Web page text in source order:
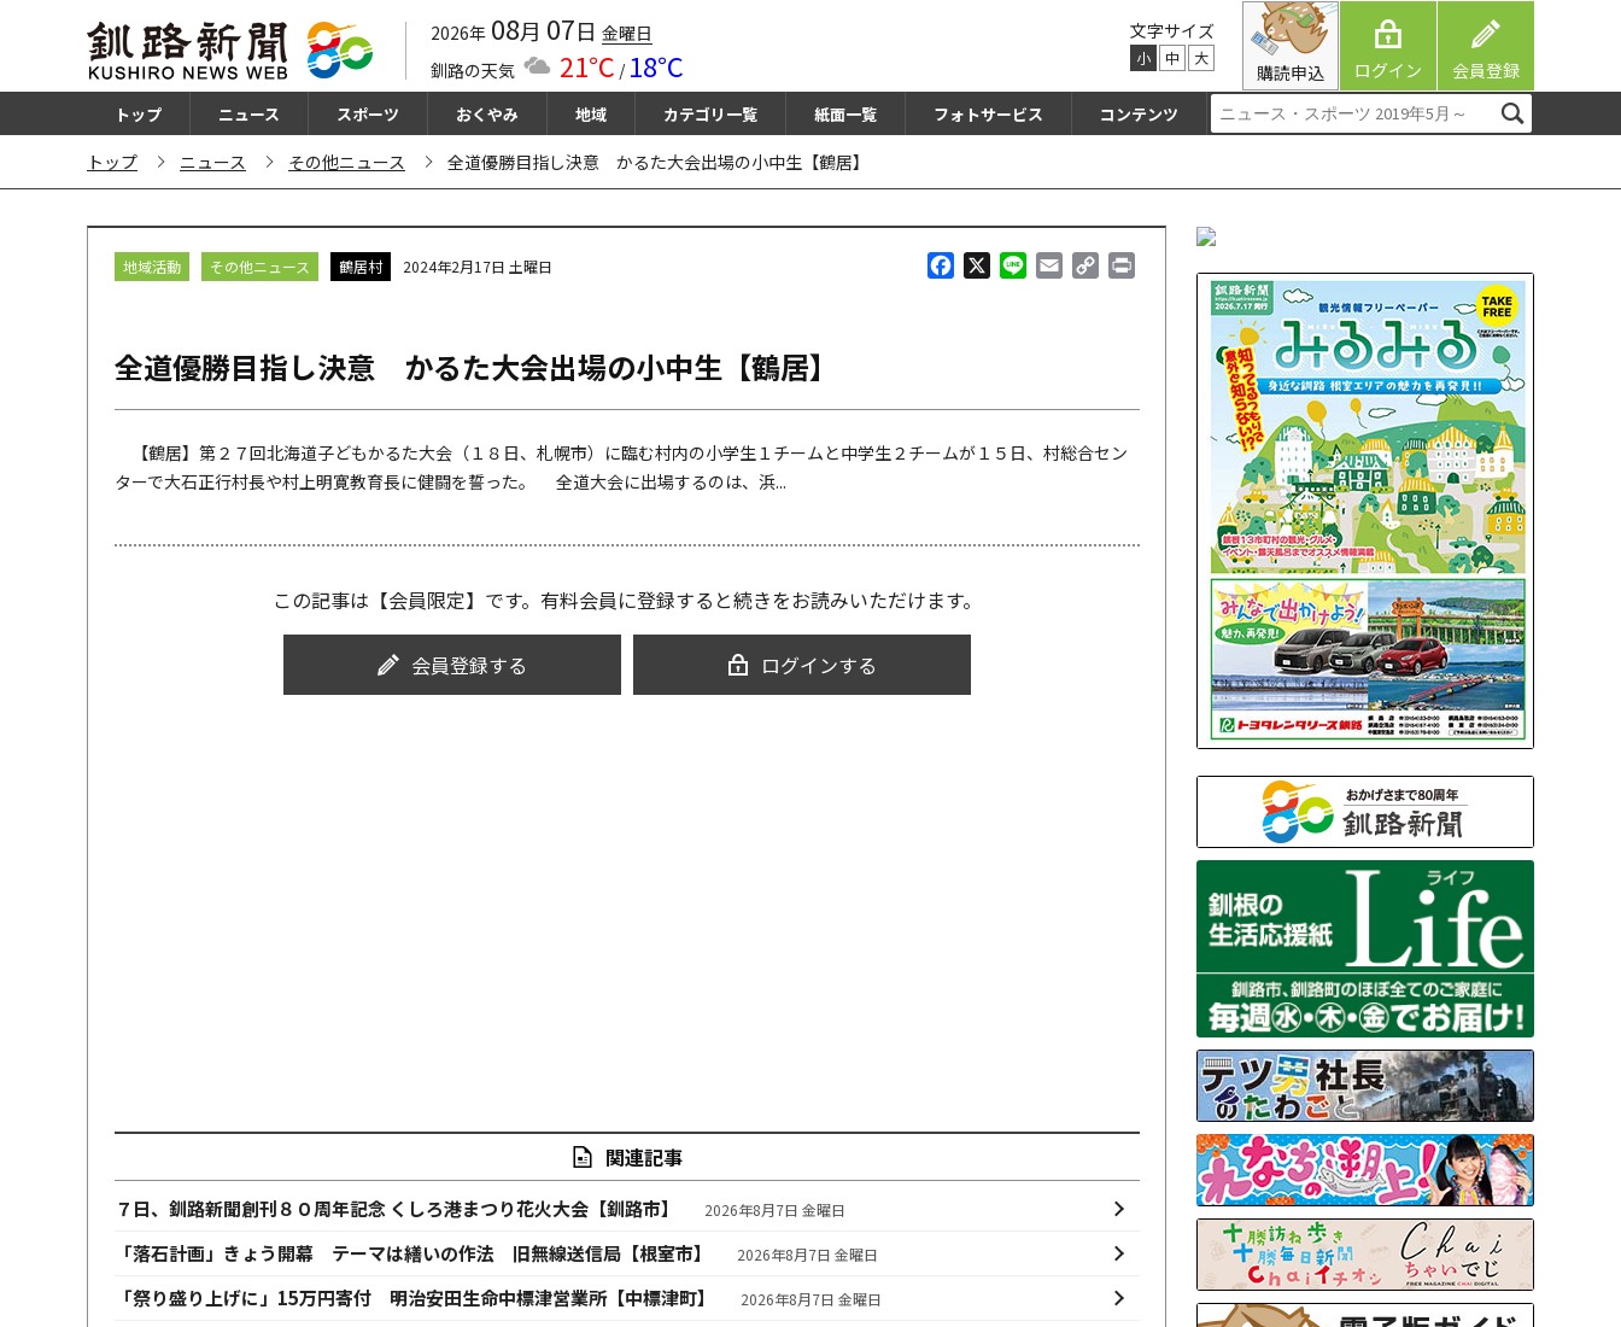
2026年 08月 07日 金曜日
釧路の天気
21℃ / 18℃
文字サイズ
小 中 大
購読申込 ログイン 会員登録
トップ ニュース スポーツ おくやみ 地域 カテゴリ一覧 紙面一覧 フォトサービス コンテンツ
トップ ニュース その他ニュース 全道優勝目指し決意 かるた大会出場の小中生【鶴居】
k
k
地域活動 その他ニュース 鶴居村 2024年2月17日 土曜日
全道優勝目指し決意 かるた大会出場の小中生【鶴居】
【鶴居】第２７回北海道子どもかるた大会（１８日、札幌市）に臨む村内の小学生１チームと中学生２チームが１５日、村総合セン
ターで大石正行村長や村上明寛教育長に健闘を誓った。 全道大会に出場するのは、浜...
この記事は【会員限定】です。有料会員に登録すると続きをお読みいただけます。
会員登録する ログインする
関連記事
７日、釧路新聞創刊８０周年記念 くしろ港まつり花火大会【釧路市】 2026年8月7日 金曜日
「落石計画」きょう開幕 テーマは繕いの作法 旧無線送信局【根室市】 2026年8月7日 金曜日
「祭り盛り上げに」15万円寄付 明治安田生命中標津営業所【中標津町】 2026年8月7日 金曜日